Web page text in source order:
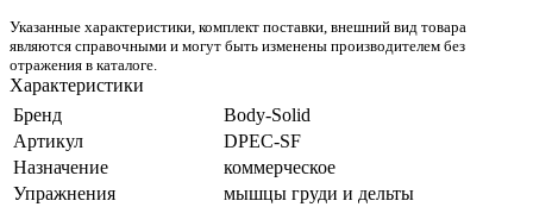
Указанные характеристики, комплект поставки, внешний вид товара
являются справочными и могут быть изменены производителем без
отражения в каталоге.
Характеристики
Бренд
Body-Solid
Артикул
DPEC-SF
Назначение
коммерческое
Упражнения
мышцы груди и дельты